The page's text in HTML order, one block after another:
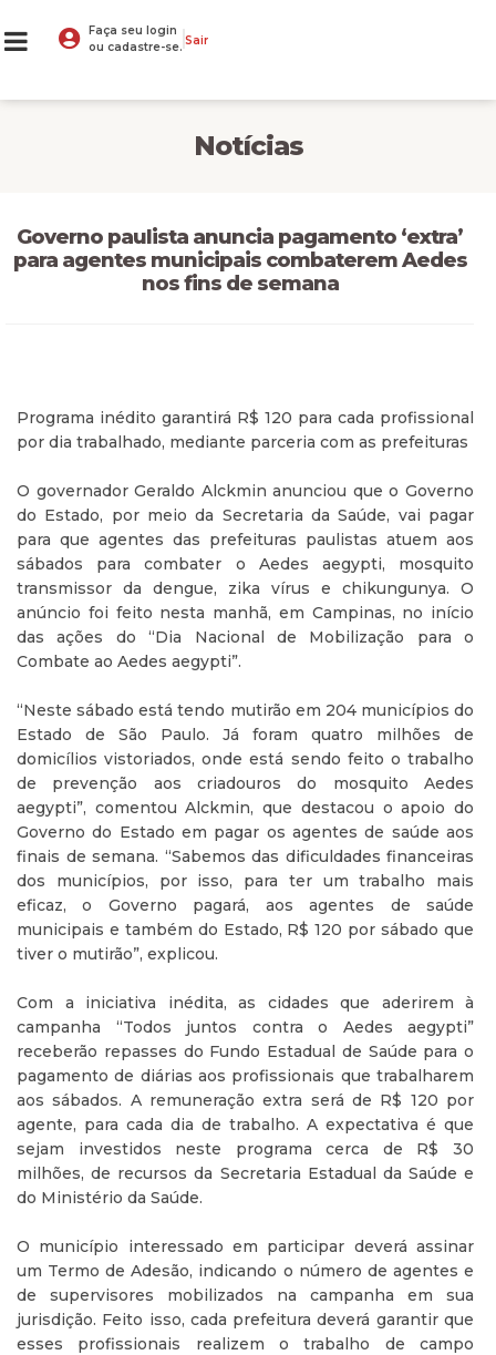
Faça seu login
ou cadastre-se. Sair
Notícias
Governo paulista anuncia pagamento ‘extra’
para agentes municipais combaterem Aedes
nos fins de semana
Programa inédito garantirá R$ 120 para cada profissional
por dia trabalhado, mediante parceria com as prefeituras
O governador Geraldo Alckmin anunciou que o Governo
do Estado, por meio da Secretaria da Saúde, vai pagar
para que agentes das prefeituras paulistas atuem aos
sábados para combater o Aedes aegypti, mosquito
transmissor da dengue, zika vírus e chikungunya. O
anúncio foi feito nesta manhã, em Campinas, no início
das ações do “Dia Nacional de Mobilização para o
Combate ao Aedes aegypti”.
“Neste sábado está tendo mutirão em 204 municípios do
Estado de São Paulo. Já foram quatro milhões de
domicílios vistoriados, onde está sendo feito o trabalho
de prevenção aos criadouros do mosquito Aedes
aegypti”, comentou Alckmin, que destacou o apoio do
Governo do Estado em pagar os agentes de saúde aos
finais de semana. “Sabemos das dificuldades financeiras
dos municípios, por isso, para ter um trabalho mais
eficaz, o Governo pagará, aos agentes de saúde
municipais e também do Estado, R$ 120 por sábado que
tiver o mutirão”, explicou.
Com a iniciativa inédita, as cidades que aderirem à
campanha “Todos juntos contra o Aedes aegypti”
receberão repasses do Fundo Estadual de Saúde para o
pagamento de diárias aos profissionais que trabalharem
aos sábados. A remuneração extra será de R$ 120 por
agente, para cada dia de trabalho. A expectativa é que
sejam investidos neste programa cerca de R$ 30
milhões, de recursos da Secretaria Estadual da Saúde e
do Ministério da Saúde.
O município interessado em participar deverá assinar
um Termo de Adesão, indicando o número de agentes e
de supervisores mobilizados na campanha em sua
jurisdição. Feito isso, cada prefeitura deverá garantir que
esses profissionais realizem o trabalho de campo